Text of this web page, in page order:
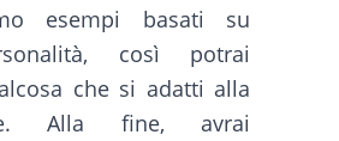
esempi basati su
così potrai
che si adatti alla
Alla fine, avrai